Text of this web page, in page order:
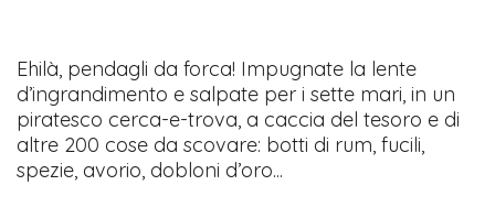
Ehilà, pendagli da forca! Impugnate la lente
d’ingrandimento e salpate per i sette mari, in un
piratesco cerca-e-trova, a caccia del tesoro e di
altre 200 cose da scovare: botti di rum, fucili,
spezie, avorio, dobloni d’oro...